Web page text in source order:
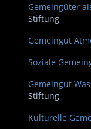
Gemeingüter
Stiftung
Gemeingut
Soziale
Gemeingut
Stiftung
Kulturelle